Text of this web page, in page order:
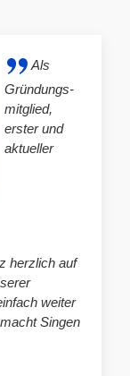
Als
Gründungs-
mitglied,
erster und
aktueller
herzlich auf
weiter
Singen